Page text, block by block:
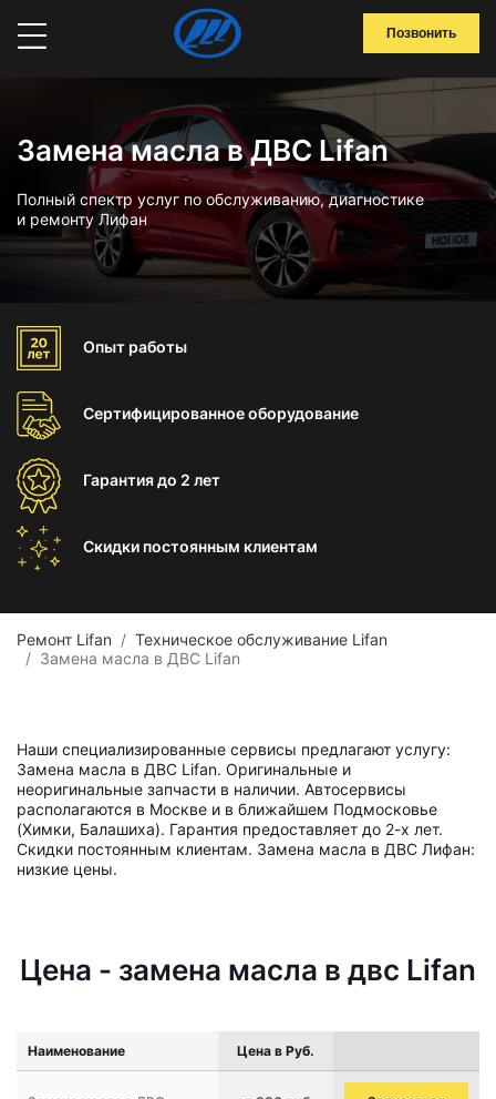
Позвонить
Замена масла в ДВС Lifan
Полный спектр услуг по обслуживанию, диагностике
и ремонту Лифан
Опыт работы
Сертифицированноеоборудование
Гарантиядо 2 лет
Скидки постоянным клиентам
Ремонт Lifan
Техническое обслуживание Lifan
Замена масла в ДВС Lifan
Наши специализированные сервисы предлагают услугу:
Замена масла в ДВС Lifan. Оригинальные и
неоригинальные запчасти в наличии. Автосервисы
располагаются в Москве и в ближайшем Подмосковье
(Химки, Балашиха). Гарантия предоставляет до 2-х лет.
Скидки постоянным клиентам. Замена масла в ДВС Лифан:
низкие цены.
Цена - замена масла в двс Lifan
Наименование Цена в Руб.